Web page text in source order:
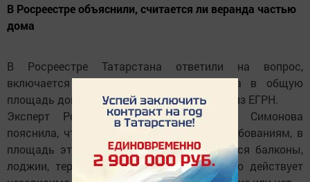
В Росреестре объяснили, считается ли веранда частью
дома
В Росреестре Татарстана ответили на вопрос,
включается ли неотапливаемая веранда в общую
площадь дома и отражается ли в выписке из ЕГРН.
Эксперт Росреестра Татарстана Юлия Симонова
пояснила, что согласно действующим требованиям, в
площадь этажа жилого здания включаются балконы,
лоджии, террасы и веранды. Это правило действует